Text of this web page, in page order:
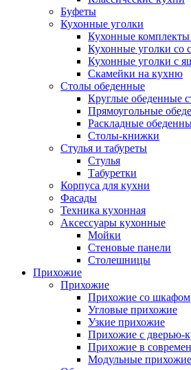
Буфеты
Кухонные уголки
Кухонные комплекты
Кухонные уголки со
Кухонные уголки с
Скамейки на кухню
Столы обеденные
Круглые обеденные
Прямоугольные
Раскладные
Столы-книжки
Стулья и табуреты
Стулья
Табуретки
Корпуса для кухни
Фасады
Техника кухонная
Аксессуары кухонные
Мойки
Стеновые панели
Столешницы
Прихожие
Прихожие
Прихожие со шкафом
Угловые прихожие
Узкие прихожие
Прихожие с дверью-
Прихожие в
Модульные прихожие